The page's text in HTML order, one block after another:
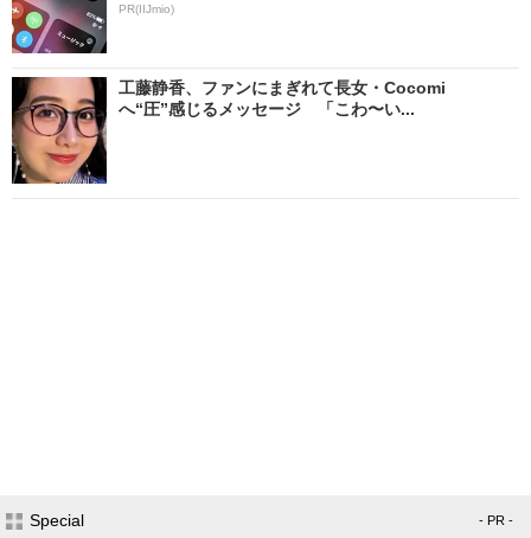
PR(IIJmio)
工藤静香、ファンにまぎれて長女・Cocomi
へ“圧”感じるメッセージ 「こわ〜い...
Special - PR -